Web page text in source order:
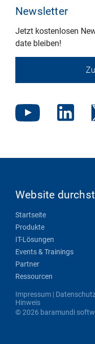
Newsletter
Jetzt kostenlosen
date bleiben!
Website
Startseite
Produkte
IT-Lösungen
Events & Trainings
Partner
Ressourcen
Impressum |
Hinweis
© 2026 baramundi